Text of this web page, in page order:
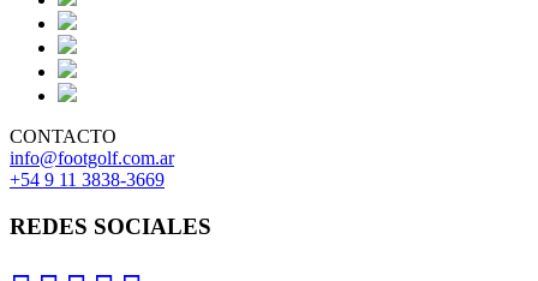
CONTACTO
info@footgolf.com.ar
+54 9 11 3838-3669
REDES SOCIALES